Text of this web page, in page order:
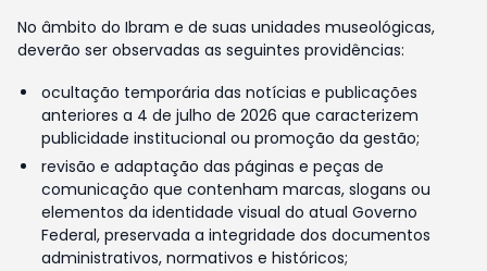
No âmbito do Ibram e de suas unidades museológicas,
deverão ser observadas as seguintes providências:
ocultação temporária das notícias e publicações
anteriores a 4 de julho de 2026 que caracterizem
publicidade institucional ou promoção da gestão;
revisão e adaptação das páginas e peças de
comunicação que contenham marcas, slogans ou
elementos da identidade visual do atual Governo
Federal, preservada a integridade dos documentos
administrativos, normativos e históricos;